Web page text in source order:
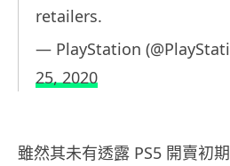
retailers.
— PlayStation
25, 2020
雖然其未有透露 PS5 開賣初